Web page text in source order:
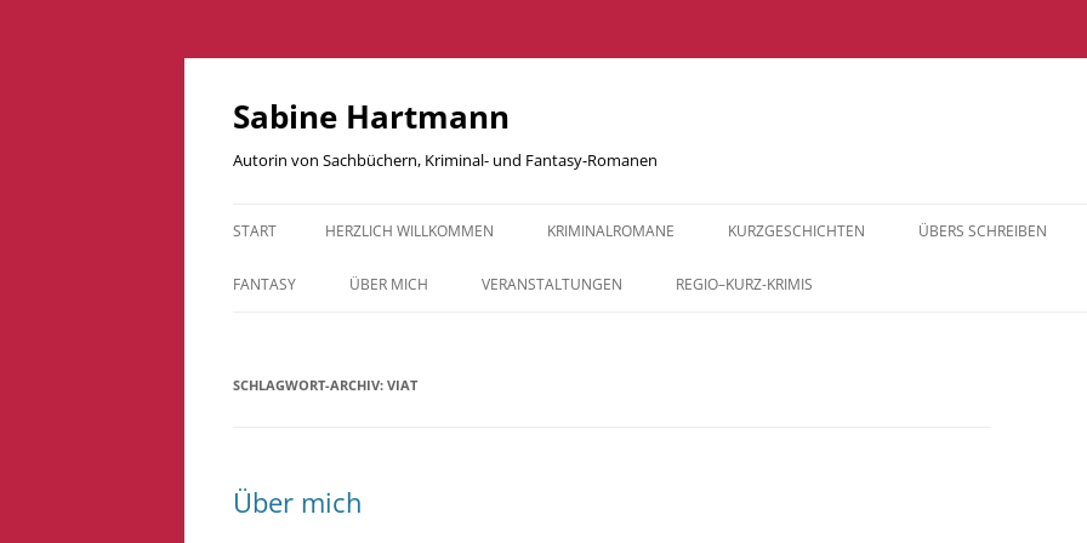
Zum
springen
Sabine Hartmann
Autorin von Sachbüchern, Kriminal- und Fantasy-Romanen
START HERZLICH WILLKOMMEN KRIMINALROMANE
ABGEBRANNT
KURZGESCHICHTEN
BEGEGNUNGEN
ÜBERS SCHREIBEN
DER WEG ZUR
FANTASY
LAVADRACHEN
ÜBER MICH VERANSTALTUNGEN REGIO–KURZ-KRIMIS
SCHLAGWORT-ARCHIV: VIAT
Über mich